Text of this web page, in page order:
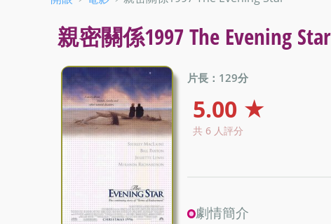
親密關係1997 The Evening Star
片長：129分
5.00 ★
共 6 人評分
劇情簡介